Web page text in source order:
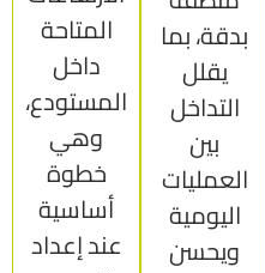
بدقة، بما
يقلل
التداخل
بين
العمليات
اليومية
ويحسن
المتاحة
داخل
المستودع،
وهي
خطوة
أساسية
عند إعداد